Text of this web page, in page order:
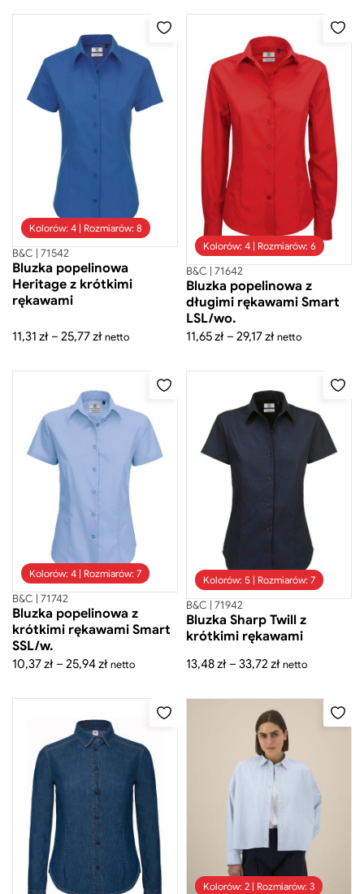
od
11,78 zł
do
26,28 zł
od
12,42 zł
do
31,08 zł
Kolorów: 4 | Rozmiarów: 8
B&C | 71542
Bluzka popelinowa
Heritage z krótkimi
rękawami
11,31 zł – 25,77złZakres
od
11,31 zł
do
netto
Kolorów: 4 | Rozmiarów: 6
B&C | 71642
Bluzka popelinowa z
długimi rękawami Smart
LSL/wo.
11,65zł – 29,17złZakres
od
11,65 zł
do
29,17 zł
netto
Kolorów: 4 | Rozmiarów: 7
B&C | 71742
Bluzka popelinowa z
krótkimi rękawami Smart
SSL/w.
10,37zł – 25,94złZakres
od
10,37 zł
do
25,94 zł
netto
Kolorów: 5 | Rozmiarów: 7
B&C | 71942
Bluzka Sharp Twill z
krótkimi rękawami
13,48zł – 33,72złZakres
od
13,48 zł
do
33,72 zł
netto
Kolorów: 2 | Rozmiarów: 3